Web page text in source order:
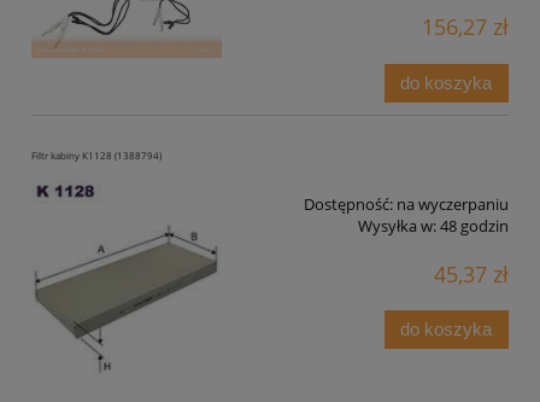
156,27 zł
do koszyka
Filtr kabiny K1128 (1388794)
Dostępność: na wyczerpaniu
Wysyłka w:48 godzin
45,37 zł
do koszyka